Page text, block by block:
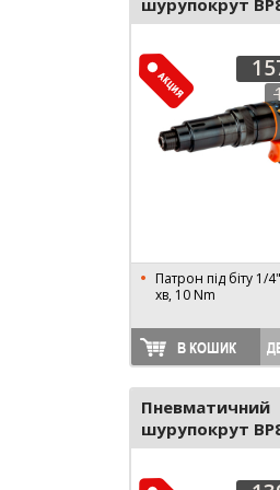
шурупокрут
Патрон під біту 1/
хв, 10 Nm
В КОШИК
Пневматичний
шурупокрут